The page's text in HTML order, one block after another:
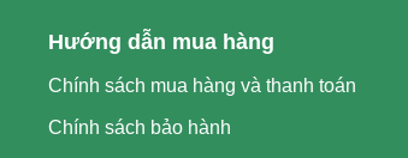
Hướng dẫn mua hàng
Chính sách mua hàng và thanh toán
Chính sách bảo hành